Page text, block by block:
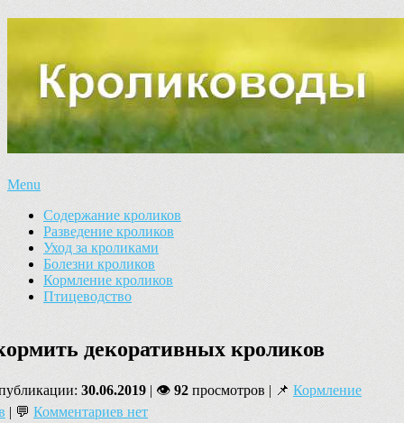
Menu
Содержание кроликов
Разведение кроликов
Уход за кроликами
Болезни кроликов
Кормление кроликов
Птицеводство
декоративных кроликов
30.06.2019 | 👁 92 просмотров | 📌 Кормление
| 💬 Комментариев нет